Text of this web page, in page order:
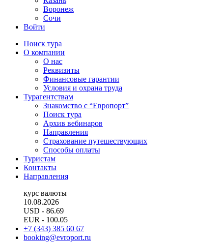
Воронеж
Сочи
Войти
Поиск тура
О компании
О нас
Реквизиты
Финансовые гарантии
Условия и охрана труда
Турагентствам
Знакомство с “Европорт”
Поиск тура
Архив вебинаров
Направления
Страхование путешествующих
Способы оплаты
Туристам
Контакты
Направления
курс валюты
10.08.2026
USD - 86.69
EUR - 100.05
+7 (343) 385 60 67
booking@evroport.ru